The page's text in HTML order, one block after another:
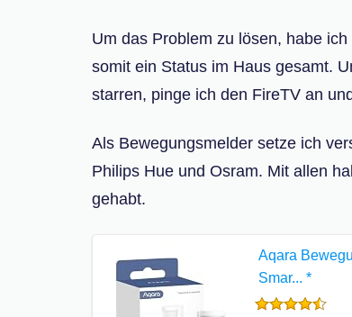
Um das Problem zu lösen, habe
somit ein Status im Haus gesamt.
starren, pinge ich den FireTV an
Als Bewegungsmelder setze ich
Philips Hue und Osram. Mit allen
gehabt.
Aqara
Smar... *